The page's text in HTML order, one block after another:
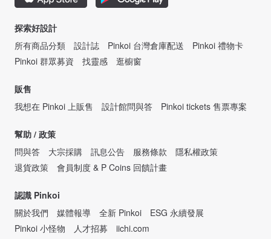
探索好設計
所有商品分類
設計誌 Pinkoi 台灣倉庫配送
Pinkoi 禮物卡
Pinkoi 群眾募資
找靈感 逛櫥窗
販售
我想在 Pinkoi 上販售
設計館問與答 Pinkoi tickets 售票專案
幫助 / 政策
問與答
大宗採購 訊息公告 服務條款
隱私權政策
退貨政策
會員制度 & P Coins 回饋計畫
認識 Pinkoi
關於我們
媒體報導 全新 Pinkoi
ESG 永續發展
Pinkoi 小怪物
人才招募 iichi.com